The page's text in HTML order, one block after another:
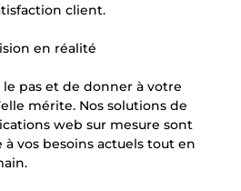
client.
en réalité
pas et de donner à votre
mérite. Nos solutions de
web sur mesure sont
vos besoins actuels tout en